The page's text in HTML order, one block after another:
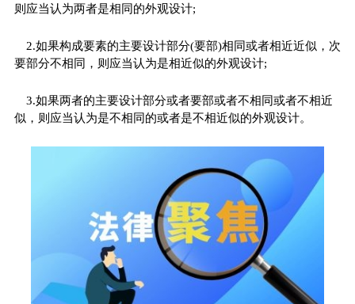
则应当认为两者是相同的外观设计;
2.如果构成要素的主要设计部分(要部)相同或者相近近似，次
要部分不相同，则应当认为是相近似的外观设计;
3.如果两者的主要设计部分或者要部或者不相同或者不相近
似，则应当认为是不相同的或者是不相近似的外观设计。